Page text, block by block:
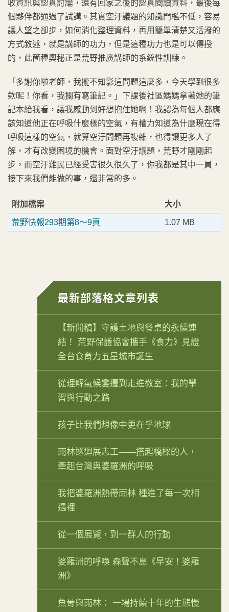
收資訊與認真討論，還有回家之後的認真閱讀資料，最後每
個夥伴都通過了試講。其實空汙議題的知識門檻不低，容易
讓人望之卻步，如何消化整理資料，再用簡單清楚又活潑的
方式敘述，就是講師的功力，但是這種功力也是可以傳授
的，此箇種奧秘正是荒野推廣講師的系統性訓練。
「多謝你啦老師，我攏不知影這問題這麼多，今天學到很多
欸呢！你看，我擱有寫筆記。」下課後社區媽媽拿著她的筆
記本給我看，讓我感動到好想抱住她啊！我認為每個人都應
該知道他正在呼吸什麼樣的空氣，有權力知道為什麼現在得
呼吸這樣的空氣，就算空汙問題再複雜，也得讓更多人了
解，才有改變困境的機會。面對空汙議題，荒野才剛剛起
步，而空汙難民已經受害很久很久了，你我都是其中一員，
接下來我們能做的事，還非常的多。
附加檔案 大小
荒野快報293期第8～9頁 1.07 MB
最新部落格文章列表
【新聞稿】守護土地與餐桌的永續連
結！ 荒野保護協會攜手《食力》見證
全台食育力五星城市誕生
從理解氣候變遷到走進教室：我的學
習與行動之路
孩子比我們想像中更在乎地球
雨林巡迴展志工——搭起橋樑的人，
牽起台灣與婆羅洲的呼吸
我把婆羅洲熱帶雨林 種進了每一次相
遇裡
從一個展覽，到一群人的行動
婆羅洲的呼喚 森聲不息《早安！婆羅
洲》
魚骨與雨林： 一場持續十年的生態慢